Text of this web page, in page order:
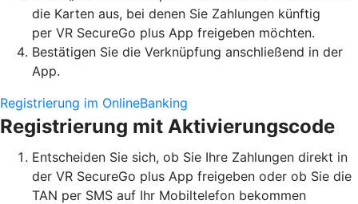
die Karten aus, bei denen Sie Zahlungen künftig
per VR SecureGo plus App freigeben möchten.
Bestätigen Sie die Verknüpfung anschließend in der
App.
Registrierung im OnlineBanking
Registrierung mit Aktivierungscode
Entscheiden Sie sich, ob Sie Ihre Zahlungen direkt in
der VR SecureGo plus App freigeben oder ob Sie die
TAN per SMS auf Ihr Mobiltelefon bekommen